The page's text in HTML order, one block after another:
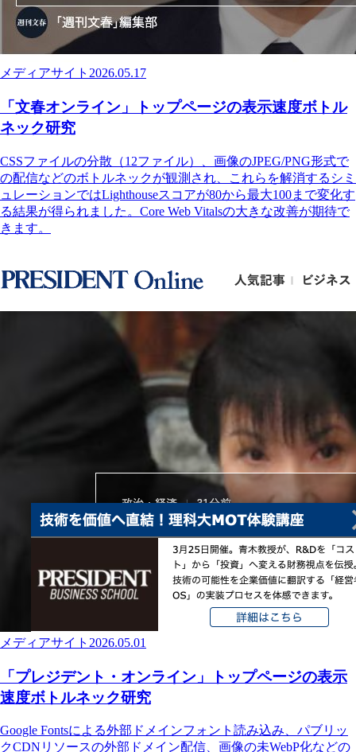
メディアサイト 2026.05.17
「文春オンライン」トップページの表示速度ボトル
ネック研究
CSSファイルの分散（12ファイル）、画像のJPEG/PNG形式で
の配信などのボトルネックが観測され、これらを解消するシミ
ュレーションではLighthouseスコアが80から最大100まで変化す
る結果が得られました。Core Web Vitalsの大きな改善が期待で
きます。
メディアサイト 2026.05.01
「プレジデント・オンライン」トップページの表示
速度ボトルネック研究
Google Fontsによる外部ドメインフォント読み込み、パブリッ
クCDNリソースの外部ドメイン配信、画像の未WebP化などの